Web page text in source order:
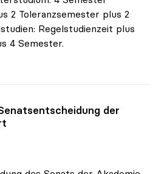
2 Toleranzsemester plus 2
Regelstudienzeit plus
4 Semester.
der